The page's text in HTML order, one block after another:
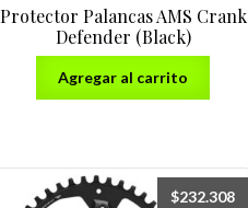
Protector Palancas AMS Crank
Defender (Black)
Agregar al carrito
$232.308